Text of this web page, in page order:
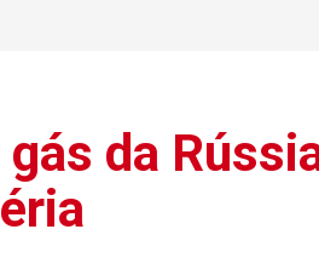
da